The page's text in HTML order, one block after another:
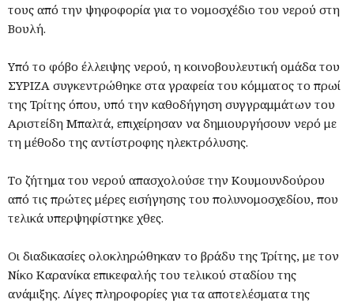
τους από την ψηφοφορία για το νομοσχέδιο του νερού στη
Βουλή.
Υπό το φόβο έλλειψης νερού, η κοινοβουλευτική ομάδα του
ΣΥΡΙΖΑ συγκεντρώθηκε στα γραφεία του κόμματος το πρωί
της Τρίτης όπου, υπό την καθοδήγηση συγγραμμάτων του
Αριστείδη Μπαλτά, επιχείρησαν να δημιουργήσουν νερό με
τη μέθοδο της αντίστροφης ηλεκτρόλυσης.
Το ζήτημα του νερού απασχολούσε την Κουμουνδούρου
από τις πρώτες μέρες εισήγησης του πολυνομοσχεδίου, που
τελικά υπερψηφίστηκε χθες.
Οι διαδικασίες ολοκληρώθηκαν το βράδυ της Τρίτης, με τον
Νίκο Καρανίκα επικεφαλής του τελικού σταδίου της
ανάμιξης. Λίγες πληροφορίες για τα αποτελέσματα της